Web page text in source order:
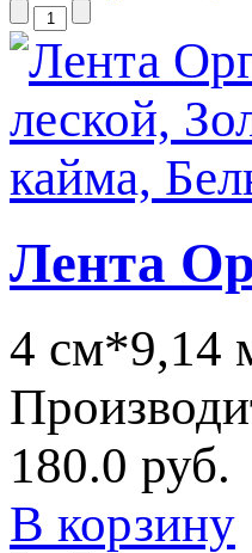
Лента
4 см*9,14
180.0 руб.
В корзину